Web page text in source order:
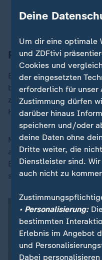
Taten"
Als Kind
Peiniger
Bei Sexualdelikten
bestand meistens schon
zwischen Tätern und
Handlungen ausnutzten.
Mehr als jedes zweite
aus der Familie oder aus
Bekanntenkreis. Für die
schweren Traumata
Deine
Um dir eine optimale
und ZDFtivi
Cookies und
der eingesetzten
erforderlich für unser
Zustimmung dürfen
darüber hinaus
speichern und/oder
deine Daten ohne
Dritte weiter, die
Dienstleister sind.
auch nicht zu
• Personalisierung:
bestimmten
Erlebnis im Angebot
und
Dabei